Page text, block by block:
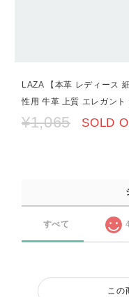
LAZA 【本革 レディース
性用 牛革 上質 エレガン
¥1,065 SOLD
すべて
この